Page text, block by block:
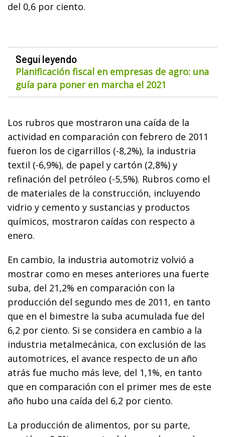
del 0,6 por ciento.
Seguí leyendo
Planificación fiscal en empresas de agro: una
guía para poner en marcha el 2021
Los rubros que mostraron una caída de la
actividad en comparación con febrero de 2011
fueron los de cigarrillos (-8,2%), la industria
textil (-6,9%), de papel y cartón (2,8%) y
refinación del petróleo (-5,5%). Rubros como el
de materiales de la construcción, incluyendo
vidrio y cemento y sustancias y productos
químicos, mostraron caídas con respecto a
enero.
En cambio, la industria automotriz volvió a
mostrar como en meses anteriores una fuerte
suba, del 21,2% en comparación con la
producción del segundo mes de 2011, en tanto
que en el bimestre la suba acumulada fue del
6,2 por ciento. Si se considera en cambio a la
industria metalmecánica, con exclusión de las
automotrices, el avance respecto de un año
atrás fue mucho más leve, del 1,1%, en tanto
que en comparación con el primer mes de este
año hubo una caída del 6,2 por ciento.
La producción de alimentos, por su parte,